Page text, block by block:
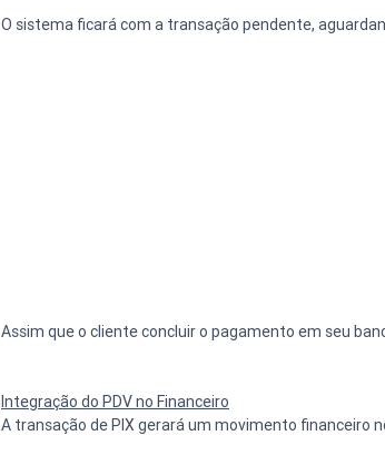
O sistema ficará com a transação pendente,
Assim que o cliente concluir o pagamento em seu
Integração do PDV no Financeiro
A transação de PIX gerará um movimento financeiro